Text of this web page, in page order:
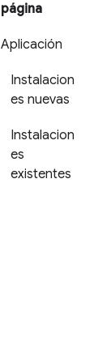
página
Aplicación
Instalacion
es nuevas
Instalacion
es
existentes